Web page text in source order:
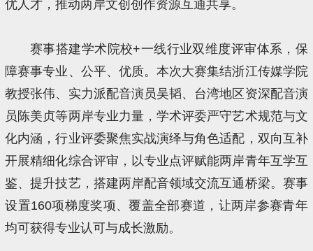
优人才，推动两岸文创创作资源互通共享。
赛事搭建学术院校+一线行业双维度评审体系，保
障赛事专业、公平、优质。本次大赛集结浙江传媒学院
教授张伟、实力派配音演员吴韬、台湾地区资深配音演
员陈美贞等两岸专业力量，学术评委严守艺术规范与文
化内涵，行业评委聚焦实战演绎与角色适配，双向互补
开展精细化综合评审，以专业点评赋能两岸青年互学互
鉴、提升技艺，搭建两岸配音领域交流互通桥梁。赛事
设置160项梯度奖项、覆盖全部赛道，让两岸参赛青年
均可获得专业认可与成长激励。